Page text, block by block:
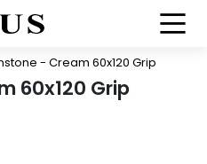
- Cream 60x120 Grip
60x120 Grip